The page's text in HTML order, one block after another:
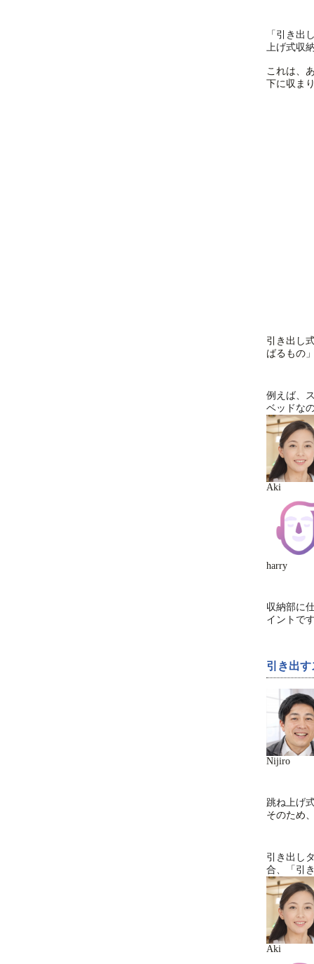
「引き出
上げ式収
これは、
下に収ま
引き出し
ばるもの
例えば、
ベッドな
Aki
harry
収納部に
イントで
引き出
Nijiro
跳ね上げ
そのため
引き出し
合、「引
Aki